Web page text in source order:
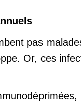
pas
Or, ces